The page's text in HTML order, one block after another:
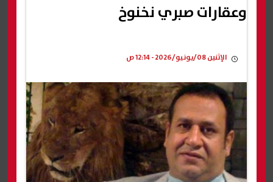
وعقارات صبري نخنوخ
الإثنين 08/يونيو/2026 - 12:14 ص